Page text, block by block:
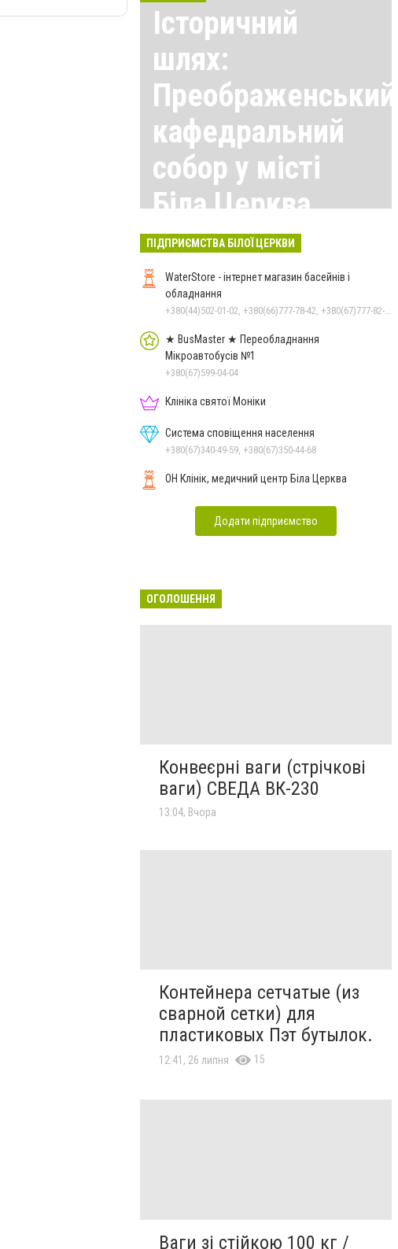
Історичний
шлях:
Преображенський
кафедральний
собор у місті
Біла Церква
Всі матеріали тут
ПІДПРИЄМСТВА БІЛОЇ ЦЕРКВИ
WaterStore - інтернет магазин басейнів і
обладнання
★ BusMaster ★ Переобладнання
Мікроавтобусів №1
+380(67)599-04-04
Клініка святої Моніки
Система сповіщення населення
+380(67)340-49-59, +380(67)350-44-68
ОН Клінік, медичний центр Біла Церква
Додати підприємство
ОГОЛОШЕННЯ
Конвеєрні ваги (стрічкові
ваги) СВЕДА ВК-230
13:04, Вчора
Контейнера сетчатые (из
сварной сетки) для
пластиковых Пэт бутылок.
12:41, 26 липня 15
Ваги зі стійкою 100 кг /